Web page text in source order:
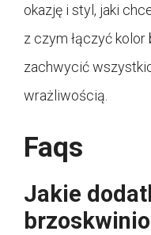
okazję i styl, jaki
z czym łączyć
zachwycić
wrażliwością.
Faqs
Jakie